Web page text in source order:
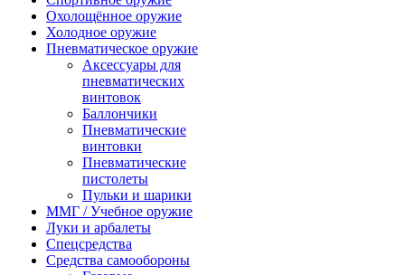
Охолощённое оружие
Холодное оружие
Пневматическое оружие
Аксессуары для
пневматических
винтовок
Баллончики
Пневматические
винтовки
Пневматические
пистолеты
Пульки и шарики
ММГ / Учебное оружие
Луки и арбалеты
Спецсредства
Средства самообороны